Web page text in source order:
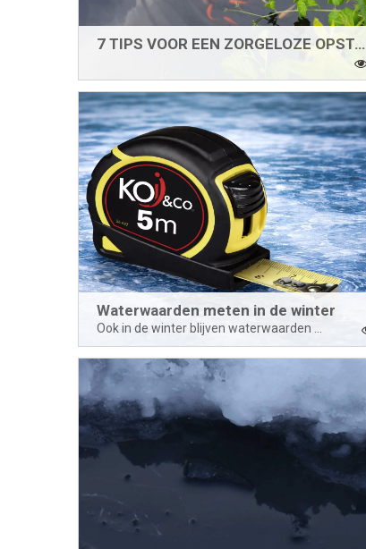
7 TIPS VOOR EEN ZORGELOZE OPSTART VAN UW VIJVER
Waterwaarden meten in de winter